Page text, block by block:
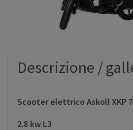
Descrizione /
Scooter elettrico Askoll XKP
2.8 kw L3